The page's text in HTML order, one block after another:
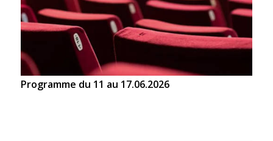
Programme du 11 au 17.06.2026